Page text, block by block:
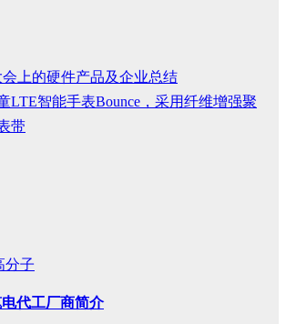
上的硬件产品及企业总结
LTE智能手表Bounce，采用纤维增强聚
带
分子
代工厂商简介